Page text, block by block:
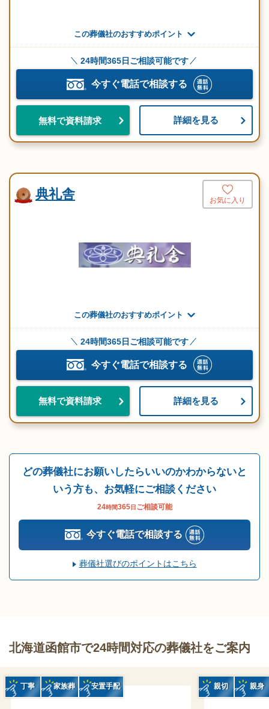
この葬儀社のおすすめポイント
24時間365日ご相談可能です
今すぐ電話で相談する
無料で資料請求 詳細を見る
典礼舎 お気に入り
この葬儀社のおすすめポイント
24時間365日ご相談可能です
今すぐ電話で相談する
無料で資料請求 詳細を見る
どの葬儀社にお願いしたらいいのかわからないと
いう方も、お気軽にご相談ください
24時間365日 ご相談可能
今すぐ電話で相談する
葬儀社選びのポイントはこちら
北海道函館市で24時間対応の葬儀社をご案内
丁寧 家族葬 安置手配 親切 親身